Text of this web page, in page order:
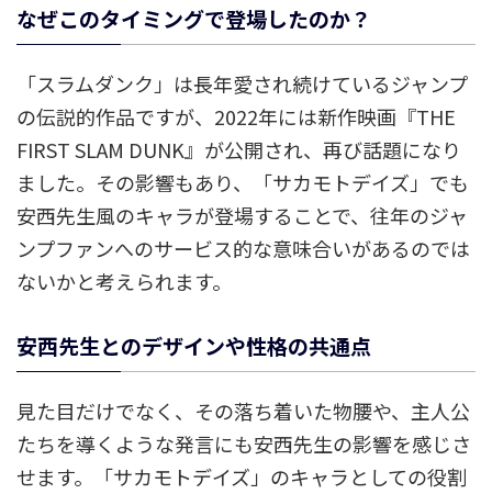
なぜこのタイミングで登場したのか？
「スラムダンク」は長年愛され続けているジャンプ
の伝説的作品ですが、2022年には新作映画『THE
FIRST SLAM DUNK』が公開され、再び話題になり
ました。その影響もあり、「サカモトデイズ」でも
安西先生風のキャラが登場することで、往年のジャ
ンプファンへのサービス的な意味合いがあるのでは
ないかと考えられます。
安西先生とのデザインや性格の共通点
見た目だけでなく、その落ち着いた物腰や、主人公
たちを導くような発言にも安西先生の影響を感じさ
せます。「サカモトデイズ」のキャラとしての役割